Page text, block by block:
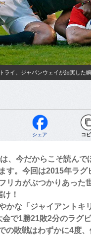
ライ。ジャパンウェイが結実した瞬
シェア コ
、今だからこそ読んで
す。今回は2015年ラグ
リカがぶつかりあった
！
かな「ジャイアントキ
会で1勝21敗2分のラグ
の敗戦はわずかに4度